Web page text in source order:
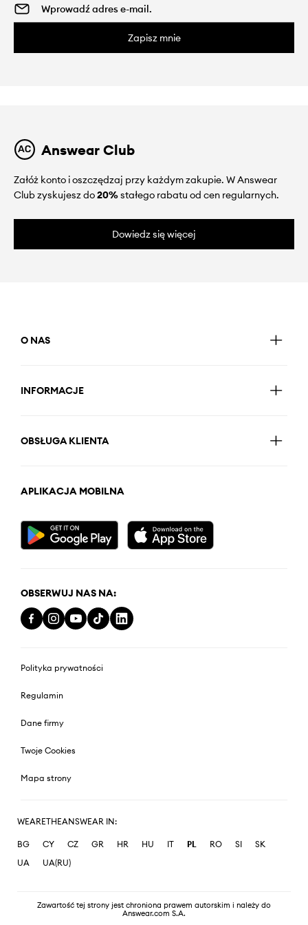
Zapisz mnie
Answear Club
Załóż konto i oszczędzaj przy każdym zakupie. W Answear
Club zyskujesz do20%stałego rabatu od cen regularnych.
Dowiedz się więcej
O NAS
INFORMACJE
OBSŁUGA KLIENTA
APLIKACJA MOBILNA
OBSERWUJ NAS NA:
Polityka prywatności
Regulamin
Dane firmy
Twoje Cookies
Mapa strony
WEARETHEANSWEAR IN:
BG CY CZ GR HR HU IT PL RO SI
SK
UA
UA(RU)
Zawartość tej strony jest chroniona prawem autorskim i należy do
Answear.com S.A.